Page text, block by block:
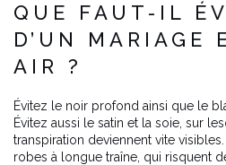
QUE FAUT-IL
D’UN MARIAGE
AIR ?
Évitez le noir profond ainsi que le
Évitez aussi le satin et la soie, sur
transpiration deviennent vite
robes à longue traîne, qui risquent